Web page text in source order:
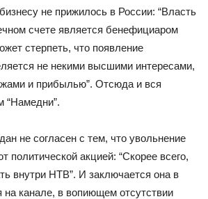
не прижилось в России: “Власть
счете является бенефициаром
стерпеть, что появление
не некими высшими интересами,
и прибылью”. Отсюда и вся
“Намедни”.
не согласен с тем, что увольнение
политической акцией: “Скорее всего,
внутри НТВ”. И заключается она в
на канале, в вопиющем отсутствии